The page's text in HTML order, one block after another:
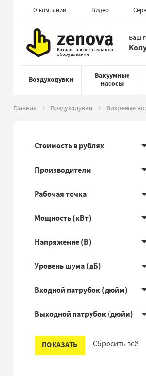
О компании Видео
Ваш
Воздуходувки
Вакуумные
насосы
Главная Воздуходувки Вихревые
Стоимость в рублях
Производители
Рабочая точка
Мощность (кВт)
Напряжение (В)
Уровень шума (дБ)
Входной патрубок (дюйм)
Выходной патрубок (дюйм)
ПОКАЗАТЬ Сбросить всё